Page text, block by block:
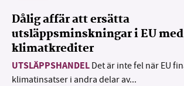
Dålig affär att ersätta
utsläppsminskningar i EU med
klimatkrediter
UTSLÄPPSHANDEL Det är inte fel när EU
klimatinsatser i andra delar av...